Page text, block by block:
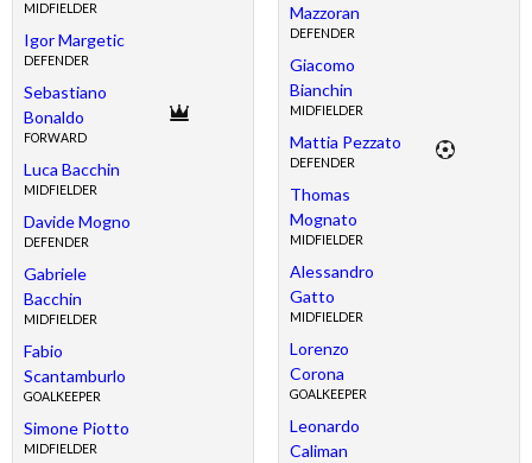
MIDFIELDER
Igor Margetic
DEFENDER
Sebastiano
Bonaldo
FORWARD
Luca Bacchin
MIDFIELDER
Davide Mogno
DEFENDER
Gabriele
Bacchin
MIDFIELDER
Fabio
Scantamburlo
GOALKEEPER
Simone Piotto
MIDFIELDER
Mazzoran
DEFENDER
Giacomo
Bianchin
MIDFIELDER
Mattia Pezzato
DEFENDER
Thomas
Mognato
MIDFIELDER
Alessandro
Gatto
MIDFIELDER
Lorenzo
Corona
GOALKEEPER
Leonardo
Caliman